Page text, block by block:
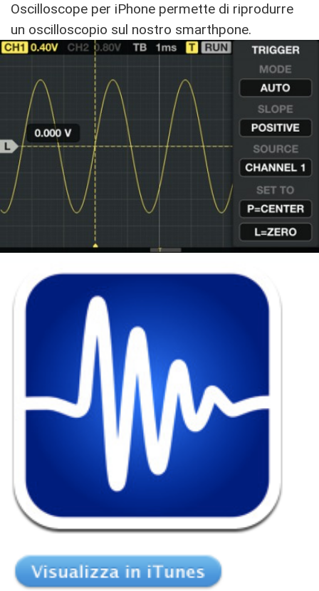
Oscilloscope per iPhone permette di riprodurre
un oscilloscopio sul nostro smarthpone.